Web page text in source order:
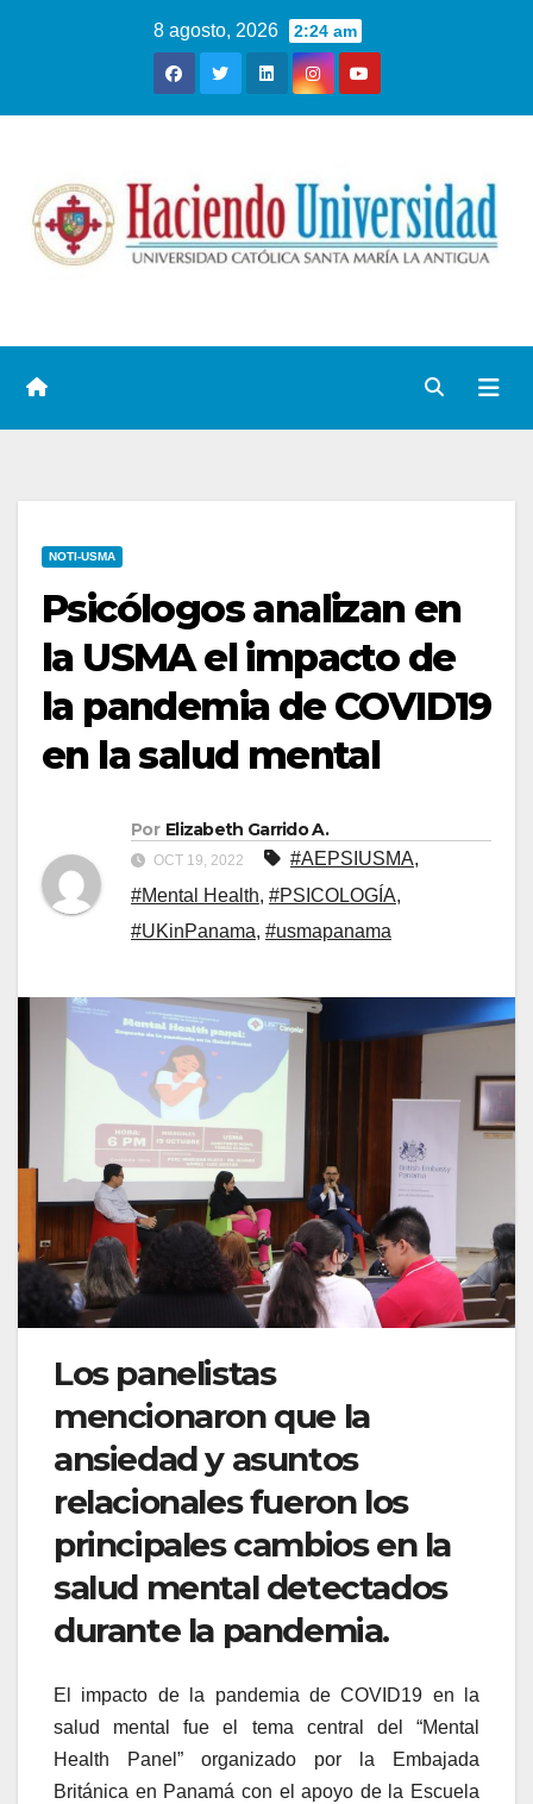
8 agosto, 2026 2:24 am
NOTI-USMA
Psicólogos analizan en
la USMA el impacto de
la pandemia de COVID19
en la salud mental
Por Elizabeth Garrido A.
OCT 19, 2022 #AEPSIUSMA,
#Mental Health, #PSICOLOGÍA,
#UKinPanama, #usmapanama
Los panelistas
mencionaron que la
ansiedad y asuntos
relacionales fueron los
principales cambios en la
salud mental detectados
durante la pandemia.
El impacto de la pandemia de COVID19 en la
salud mental fue el tema central del “Mental
Health Panel” organizado por la Embajada
Británica en Panamá con el apoyo de la Escuela